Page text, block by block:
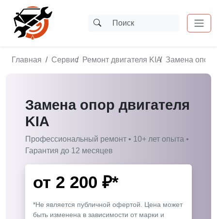
Главная Сервис Ремонт двигателя KIA Замена опор
Замена опор двигателя
KIA
Профессиональный ремонт • 10+ лет опыта •
Гарантия до 12 месяцев
от 2 200 ₽*
*Не является публичной офертой. Цена может
быть изменена в зависимости от марки и